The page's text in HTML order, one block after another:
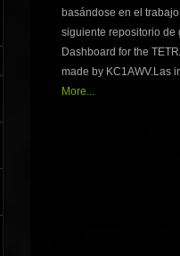
basándose en el
siguiente repositorio de
Dashboard for the
made by KC1AWV.Las
More...